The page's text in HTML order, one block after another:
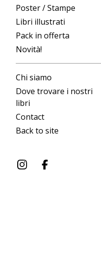
Poster / Stampe
Libri illustrati
Pack in offerta
Novità!
Chi siamo
Dove trovare i nostri
libri
Contact
Back to site